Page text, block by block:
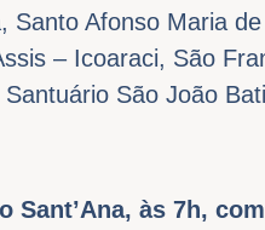
Santo Afonso Maria
– Icoaraci, São
São João
Sant’Ana, às 7h,